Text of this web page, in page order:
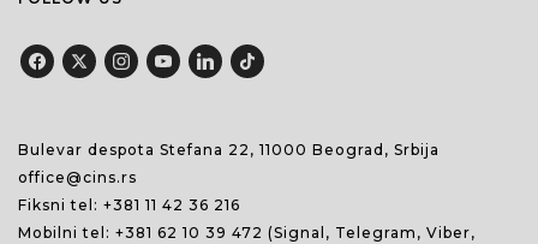
Bulevar despota Stefana 22, 11000 Beograd, Srbija
office@cins.rs
Fiksni tel: +381 11 42 36 216
Mobilni tel: +381 62 10 39 472 (Signal, Telegram, Viber,